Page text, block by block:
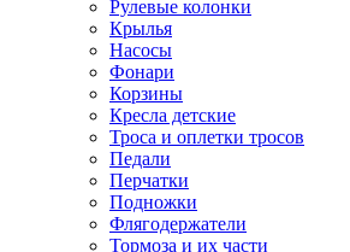
Рулевые колонки
Крылья
Насосы
Фонари
Корзины
Кресла детские
Троса и оплетки тросов
Педали
Перчатки
Подножки
Флягодержатели
Тормоза и их части